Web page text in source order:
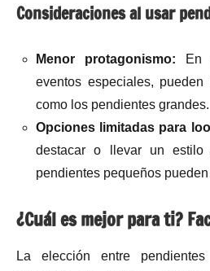
Consideraciones al usar
Menor protagonismo: En
eventos especiales,
como los pendientes grandes.
Opciones limitadas para
destacar o llevar un estilo
pendientes pequeños
¿Cuál es mejor para ti?
La elección entre